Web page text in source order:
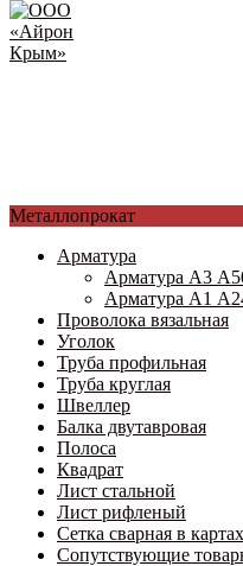
Перейти
содержимому
Металлопрокат
Арматура
Арматура А3
Арматура А1
Проволока вязальная
Уголок
Труба профильная
Труба круглая
Швеллер
Балка двутавровая
Полоса
Квадрат
Лист стальной
Лист рифленый
Сетка сварная в картах
Сопутствующие